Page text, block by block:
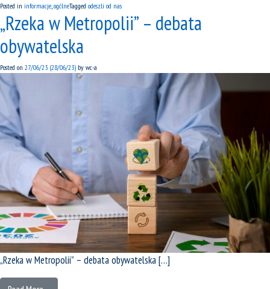
Posted in informacje ogólneTagged odeszli od nas
„Rzeka w Metropolii” – debata
obywatelska
Posted on 27/06/23 (28/06/23) by wc-a
„Rzeka w Metropolii” – debata obywatelska […]